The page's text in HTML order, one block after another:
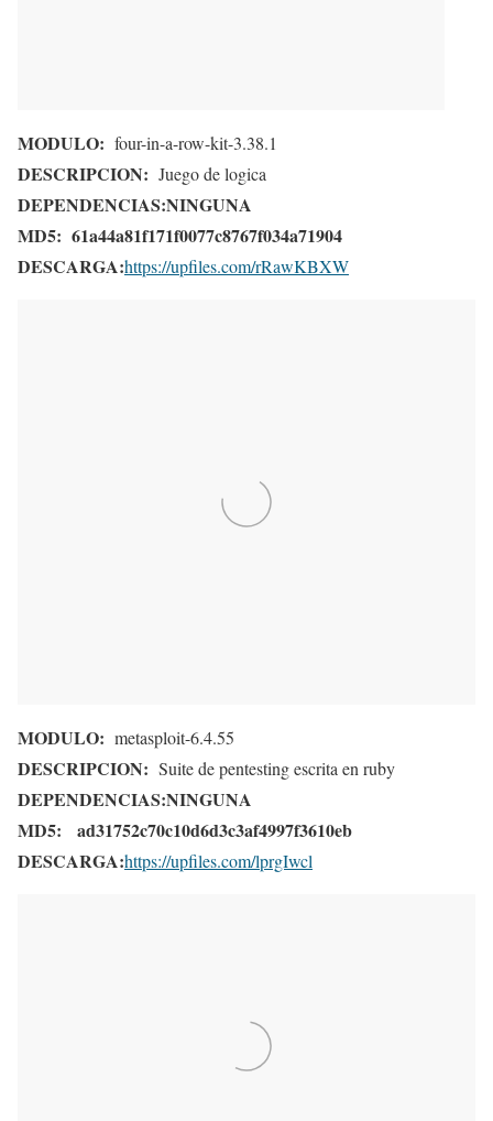
MODULO: four-in-a-row-kit-3.38.1
DESCRIPCION: Juego de logica
DEPENDENCIAS:NINGUNA
MD5: 61a44a81f171f0077c8767f034a71904
DESCARGA:https://upfiles.com/rRawKBXW
MODULO: metasploit-6.4.55
DESCRIPCION: Suite de pentesting escrita en ruby
DEPENDENCIAS:NINGUNA
MD5: ad31752c70c10d6d3c3af4997f3610eb
DESCARGA:https://upfiles.com/lprgIwcl